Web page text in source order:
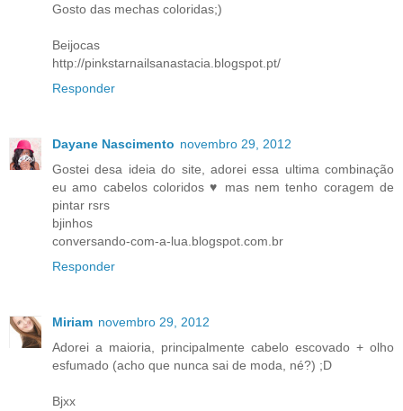
Gosto das mechas coloridas;)
Beijocas
http://pinkstarnailsanastacia.blogspot.pt/
Responder
Dayane Nascimento novembro 29, 2012
Gostei desa ideia do site, adorei essa ultima combinação
eu amo cabelos coloridos ♥ mas nem tenho coragem de
pintar rsrs
bjinhos
conversando-com-a-lua.blogspot.com.br
Responder
Miriam novembro 29, 2012
Adorei a maioria, principalmente cabelo escovado + olho
esfumado (acho que nunca sai de moda, né?) ;D
Bjxx